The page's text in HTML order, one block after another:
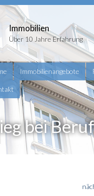
Immobilien
Über 10 Jahre Erfahrung
Immobilienangebote
bei